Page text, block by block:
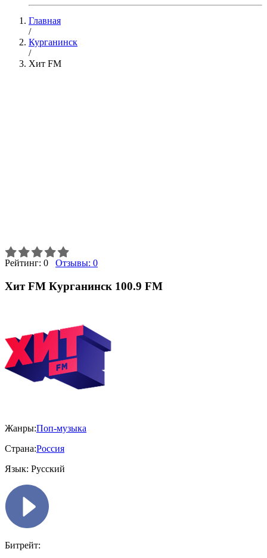
Главная
/
Курганинск
/
Хит FM
Рейтинг: 0 Отзывы: 0
Хит FM Курганинск 100.9 FM
Жанры:Поп-музыка
Страна:Россия
Язык: Русский
Битрейт: